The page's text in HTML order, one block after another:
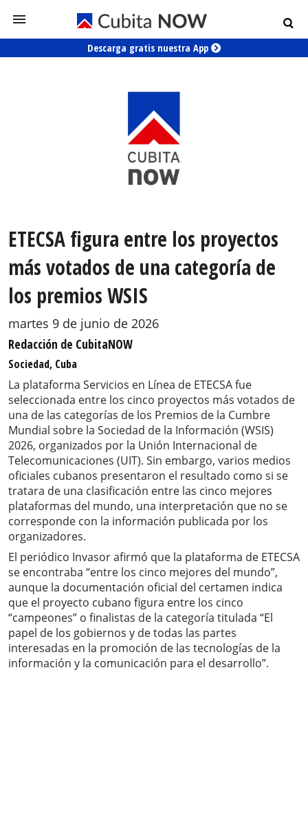
Descarga gratis nuestra App
ETECSA figura entre los proyectos
más votados de una categoría de
los premios WSIS
martes 9 de junio de 2026
Redacción de CubitaNOW
Sociedad, Cuba
La plataforma Servicios en Línea de ETECSA fue
seleccionada entre los cinco proyectos más votados de
una de las categorías de los Premios de la Cumbre
Mundial sobre la Sociedad de la Información (WSIS)
2026, organizados por la Unión Internacional de
Telecomunicaciones (UIT). Sin embargo, varios medios
oficiales cubanos presentaron el resultado como si se
tratara de una clasificación entre las cinco mejores
plataformas del mundo, una interpretación que no se
corresponde con la información publicada por los
organizadores.
El periódico Invasor afirmó que la plataforma de ETECSA
se encontraba “entre los cinco mejores del mundo”,
aunque la documentación oficial del certamen indica
que el proyecto cubano figura entre los cinco
“campeones” o finalistas de la categoría titulada “El
papel de los gobiernos y de todas las partes
interesadas en la promoción de las tecnologías de la
información y la comunicación para el desarrollo”.